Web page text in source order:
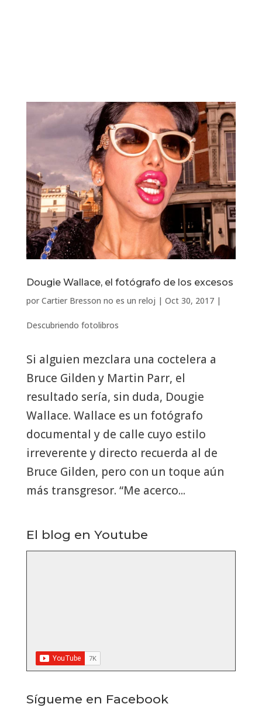
Dougie Wallace, el fotógrafo de los excesos
por Cartier Bresson no es un reloj | Oct 30, 2017|
Descubriendo fotolibros
Si alguien mezclara una coctelera a
Bruce Gilden y Martin Parr, el
resultado sería, sin duda, Dougie
Wallace. Wallace es un fotógrafo
documental y de calle cuyo estilo
irreverente y directo recuerda al de
Bruce Gilden, pero con un toque aún
más transgresor. “Me acerco...
El blog en Youtube
Sígueme en Facebook